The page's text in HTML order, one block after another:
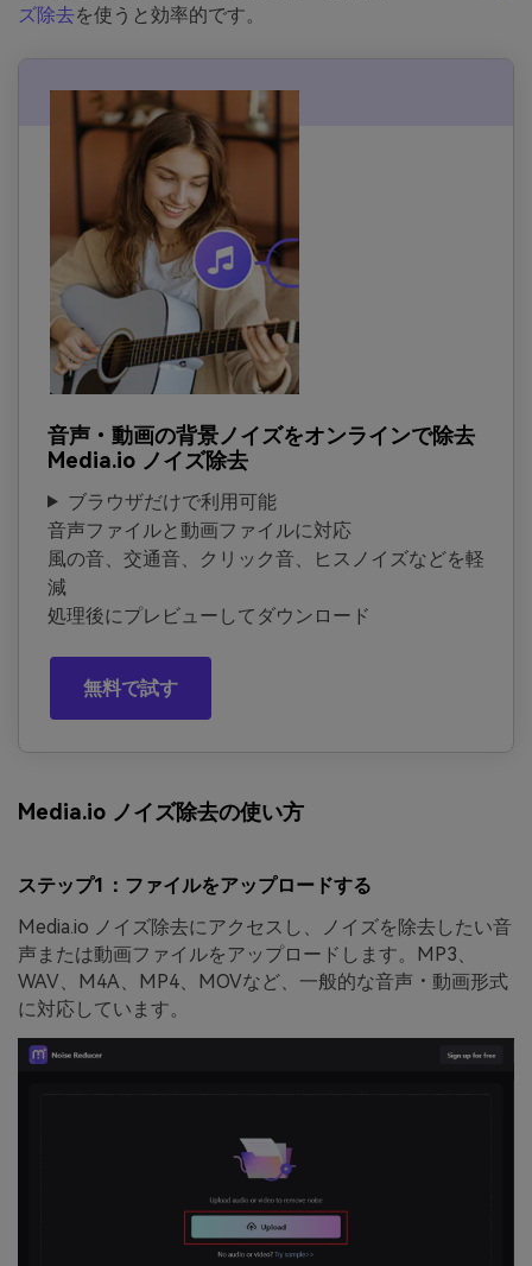
ズ除去を使うと効率的です。
音声・動画の背景ノイズをオンラインで除去
Media.io ノイズ除去
ブラウザだけで利用可能
音声ファイルと動画ファイルに対応
風の音、交通音、クリック音、ヒスノイズなどを軽
減
処理後にプレビューしてダウンロード
無料で試す
Media.io ノイズ除去の使い方
ステップ1：ファイルをアップロードする
Media.io ノイズ除去にアクセスし、ノイズを除去したい音
声または動画ファイルをアップロードします。MP3、
WAV、M4A、MP4、MOVなど、一般的な音声・動画形式
に対応しています。